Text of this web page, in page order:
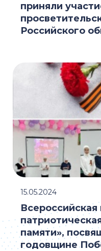
приняли
Российского
памяти»,
годовщине
15.05.2024